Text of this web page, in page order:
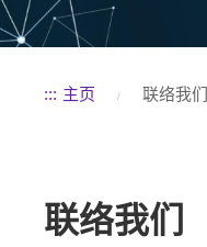
::: 主页 联络我们
联络我们